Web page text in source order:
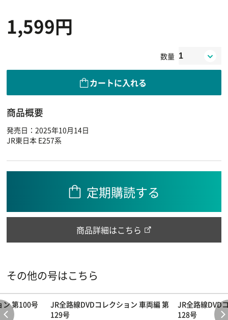
1,599円
数量
カートに入れる
商品概要
発売日：2025年10月14日
JR東日本 E257系
定期購読する
商品詳細はこちら
その他の号はこちら
ン 第100号
JR全路線DVDコレクション 車両編 第
129号
JR全路線DVD
128号